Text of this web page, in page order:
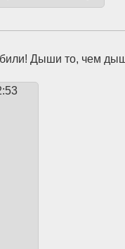
Дыши то, чем